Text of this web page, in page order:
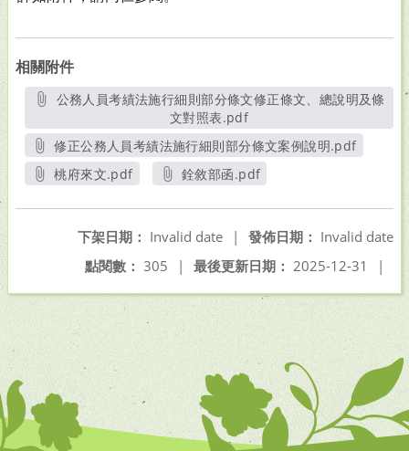
相關附件
文對照表.pdf另開新視窗
修正公務人員考績法施行細則部分條文案例說明.pdf
另開新視窗
桃府來文.pdf
銓敘部函.pdf
發佈日期： Invalid date
下架日期： Invalid date
|
最後更新日期： 2025-12-31 |
點閱數： 305 |